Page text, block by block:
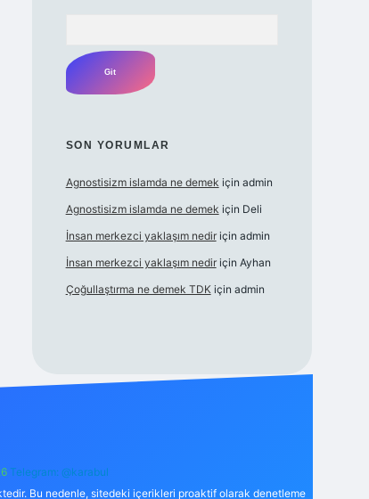
SON YORUMLAR
Agnostisizm islamda ne demek için admin
Agnostisizm islamda ne demek için Deli
İnsan merkezci yaklaşım nediriçin admin
İnsan merkezci yaklaşım nediriçin Ayhan
Çoğullaştırma ne demek TDKiçin admin
Telegram: @karabul
Bu nedenle, sitedeki içerikleri proaktif olarak denetleme